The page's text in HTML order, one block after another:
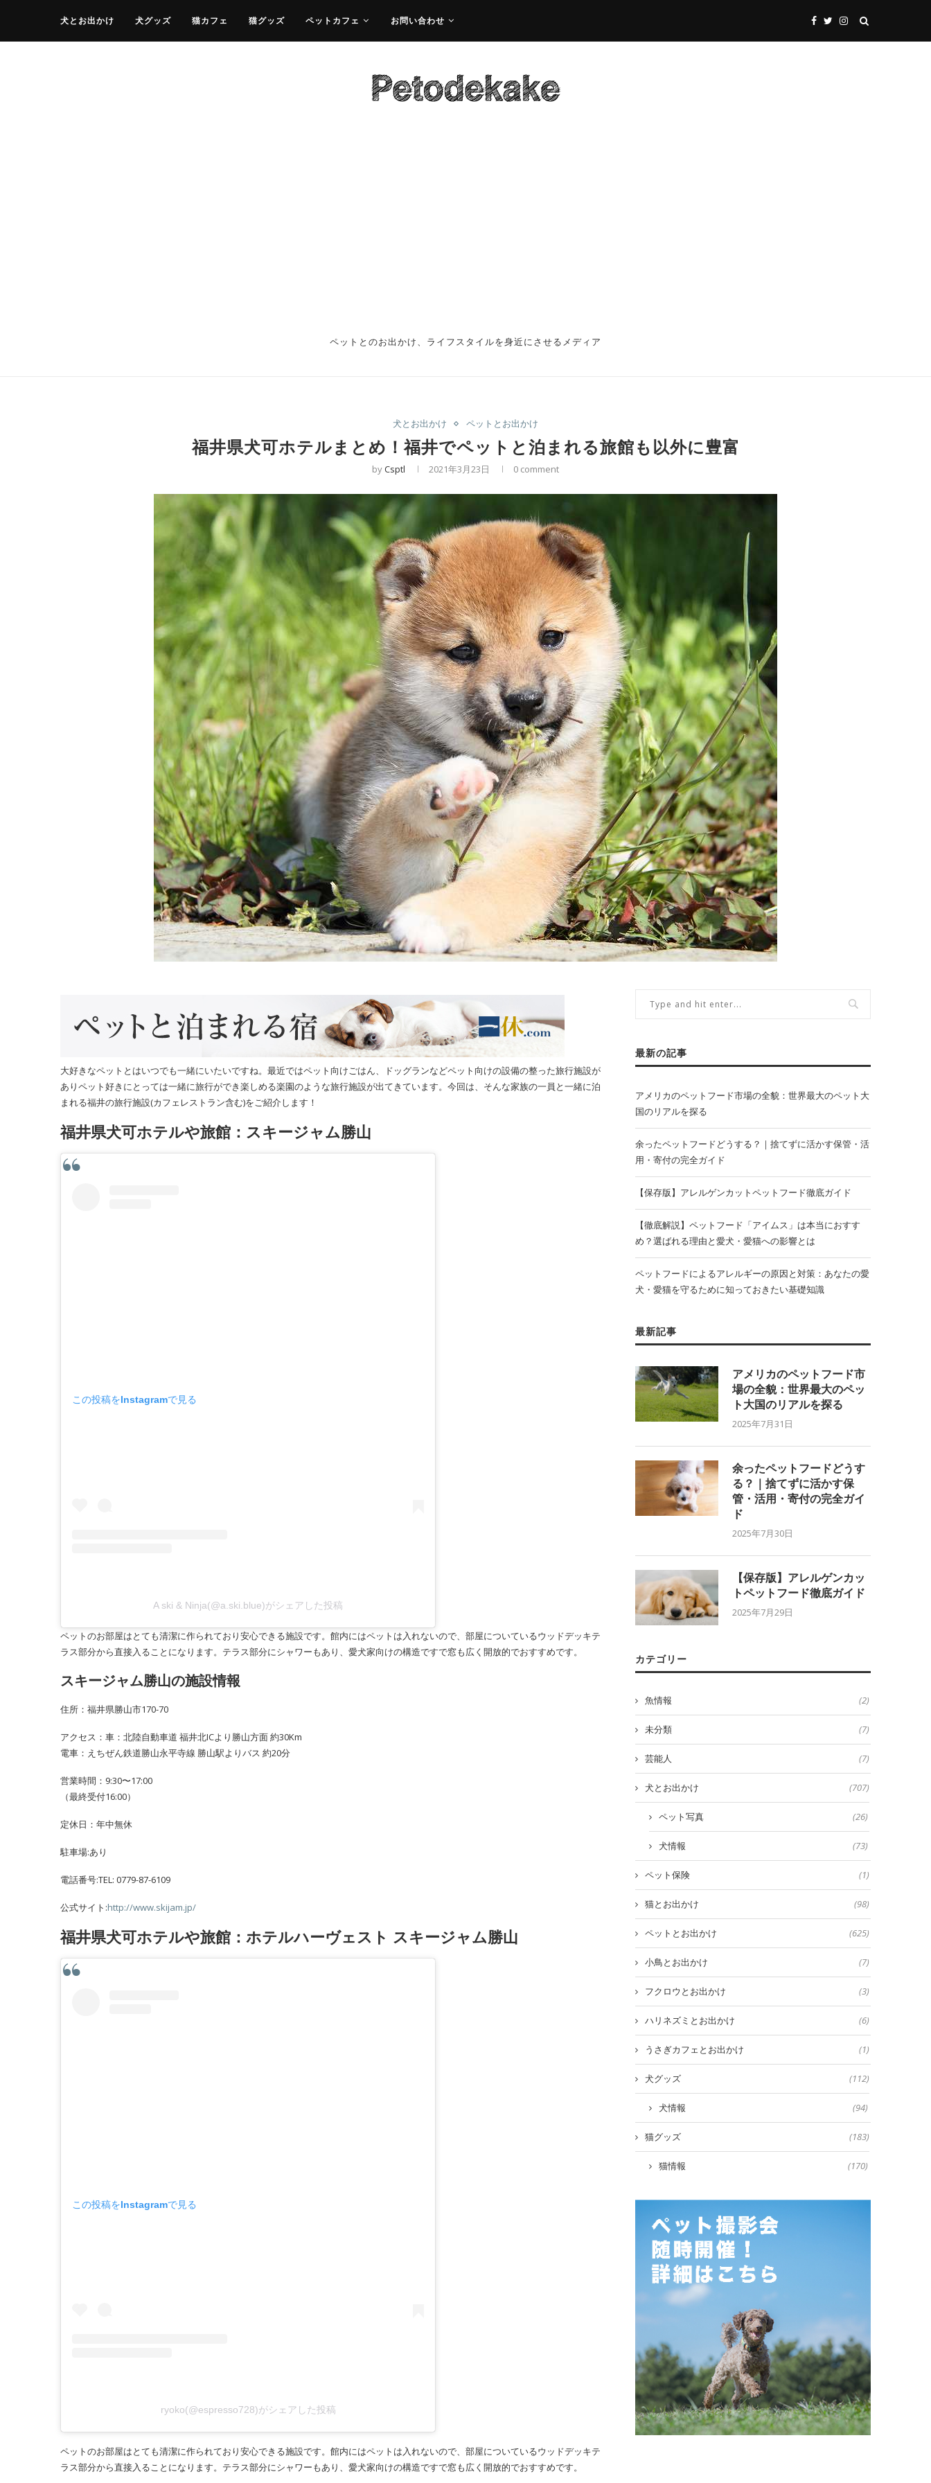
犬とお出かけ 犬グッズ 猫カフェ 猫グッズ ペットカフェ お問い合わせ
ペットとのお出かけ、ライフスタイルを身近にさせるメディア
犬とお出かけ ペットとお出かけ
福井県犬可ホテルまとめ！福井でペットと泊まれる旅館も以外に豊富
byCsptl 2021年3月23日 0 comment
大好きなペットとはいつでも一緒にいたいですね。最近ではペット向けごはん、ドッグランなどペット向けの設備の整った旅行施設が
ありペット好きにとっては一緒に旅行ができ楽しめる楽園のような旅行施設が出てきています。今回は、そんな家族の一員と一緒に泊
まれる福井の旅行施設(カフェレストラン含む)をご紹介します！
福井県犬可ホテルや旅館：スキージャム勝山
この投稿をInstagramで見る
A ski & Ninja(@a.ski.blue)がシェアした投稿
ペットのお部屋はとても清潔に作られており安心できる施設です。館内にはペットは入れないので、部屋についているウッドデッキテ
ラス部分から直接入ることになります。テラス部分にシャワーもあり、愛犬家向けの構造ですで窓も広く開放的でおすすめです。
スキージャム勝山の施設情報
住所：福井県勝山市170-70
アクセス：車：北陸自動車道 福井北ICより勝山方面 約30Km
電車：えちぜん鉄道勝山永平寺線 勝山駅よりバス 約20分
営業時間：9:30〜17:00
（最終受付16:00）
定休日：年中無休
駐車場:あり
電話番号:TEL: 0779-87-6109
公式サイト:http://www.skijam.jp/
福井県犬可ホテルや旅館：ホテルハーヴェスト スキージャム勝山
この投稿をInstagramで見る
ryoko(@espresso728)がシェアした投稿
ペットのお部屋はとても清潔に作られており安心できる施設です。館内にはペットは入れないので、部屋についているウッドデッキテ
ラス部分から直接入ることになります。テラス部分にシャワーもあり、愛犬家向けの構造ですで窓も広く開放的でおすすめです。
最新の記事
アメリカのペットフード市場の全貌：世界最大のペット大
国のリアルを探る
余ったペットフードどうする？｜捨てずに活かす保管・活
用・寄付の完全ガイド
【保存版】アレルゲンカットペットフード徹底ガイド
【徹底解説】ペットフード「アイムス」は本当におすす
め？選ばれる理由と愛犬・愛猫への影響とは
ペットフードによるアレルギーの原因と対策：あなたの愛
犬・愛猫を守るために知っておきたい基礎知識
最新記事
アメリカのペットフード市
場の全貌：世界最大のペッ
ト大国のリアルを探る
2025年7月31日
余ったペットフードどうす
る？｜捨てずに活かす保
管・活用・寄付の完全ガイ
ド
2025年7月30日
【保存版】アレルゲンカッ
トペットフード徹底ガイド
2025年7月29日
カテゴリー
魚情報 (2)
未分類 (7)
芸能人 (7)
犬とお出かけ (707)
ペット写真 (26)
犬情報 (73)
ペット保険 (1)
猫とお出かけ (98)
ペットとお出かけ (625)
小鳥とお出かけ (7)
フクロウとお出かけ (3)
ハリネズミとお出かけ (6)
うさぎカフェとお出かけ (1)
犬グッズ (112)
犬情報 (94)
猫グッズ (183)
猫情報 (170)